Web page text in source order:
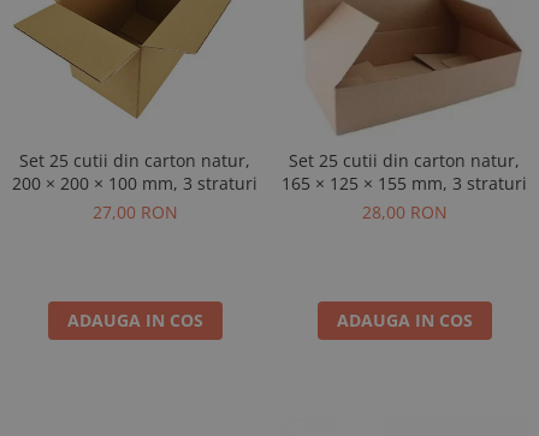
Set 25 cutii din carton natur,
200 × 200 × 100 mm, 3 straturi
27,00 RON
ADAUGA IN COS
Set 25 cutii din carton natur,
165 × 125 × 155 mm, 3 straturi
28,00 RON
ADAUGA IN COS